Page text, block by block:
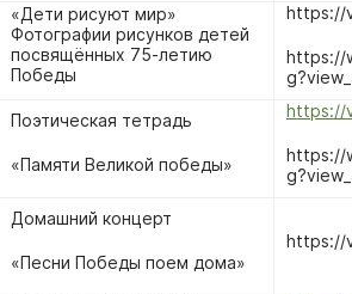
«Дети рисуют мир»
Фотографии рисунков детей
посвящённых 75-летию
Победы
https://
https://
Поэтическая тетрадь
«Памяти Великой победы»
https://
https://
Домашний концерт
«Песни Победы поем дома»
https://